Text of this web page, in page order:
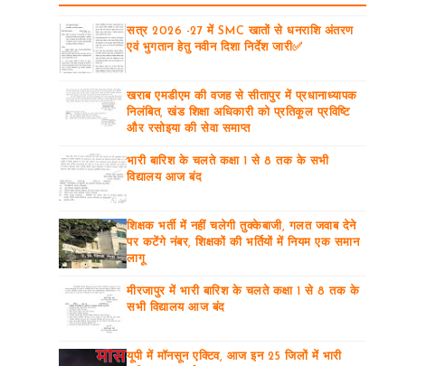
सत्र 2026 -27 में SMC खातों से धनराशि अंतरण
एवं भुगतान हेतु नवीन दिशा निर्देश जारी✅
खराब एमडीएम की वजह से सीतापुर में प्रधानाध्यापक
निलंबित, खंड शिक्षा अधिकारी को प्रतिकूल प्रविष्टि
और रसोइया की सेवा समाप्त
भारी बारिश के चलते कक्षा 1 से 8 तक के सभी
विद्यालय आज बंद
शिक्षक भर्ती में नहीं चलेगी तुक्केबाजी, गलत जवाब देने
पर कटेंगे नंबर, शिक्षकों की भर्तियों में नियम एक समान
लागू
मीरजापुर में भारी बारिश के चलते कक्षा 1 से 8 तक के
सभी विद्यालय आज बंद
यूपी में मॉनसून एक्टिव, आज इन 25 जिलों में भारी